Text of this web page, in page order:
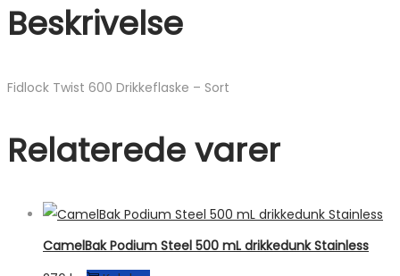
Beskrivelse
Fidlock Twist 600 Drikkeflaske – Sort
Relaterede varer
CamelBak Podium Steel 500 mL drikkedunk Stainless